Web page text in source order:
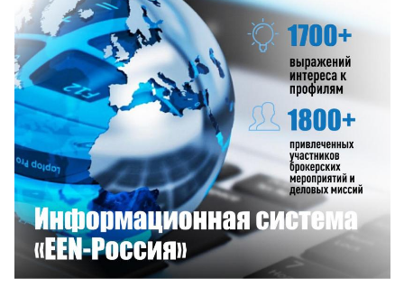
Смотреть проект